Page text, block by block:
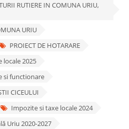
RUTIERE IN COMUNA URIU,
URIU
PROIECT DE HOTARARE
locale 2025
si functionare
CICEULUI
Impozite si taxe locale 2024
Uriu 2020-2027